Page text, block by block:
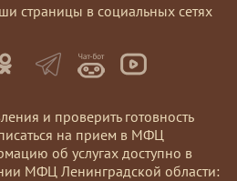
страницы в социальных сетях
и проверить готовность
на прием в МФЦ
об услугах доступно в
МФЦ Ленинградской области: